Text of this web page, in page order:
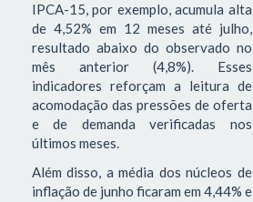
IPCA-15, por exemplo, acumula alta
de 4,52% em 12 meses até julho,
resultado abaixo do observado no
mês anterior (4,8%). Esses
indicadores reforçam a leitura de
acomodação das pressões de oferta
e de demanda verificadas nos
últimos meses.
Além disso, a média dos núcleos de
inflação de junho ficaram em 4,44% e